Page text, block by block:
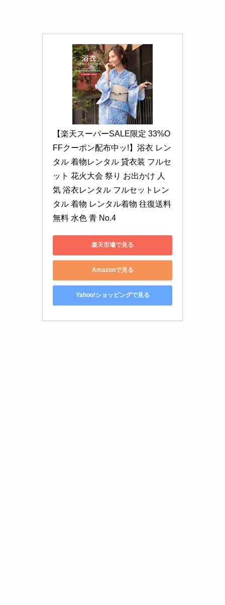
【楽天スーパーSALE限定 33%O
FFクーポン配布中ッ!】浴衣 レン
タル 着物レンタル 貸衣装 フルセ
ット 花火大会 祭り お出かけ 人
気 浴衣レンタル フルセットレン
タル 着物 レンタル着物 往復送料
無料 水色 青 No.4
楽天市場で見る
Amazonで見る
Yahoo!ショッピングで見る